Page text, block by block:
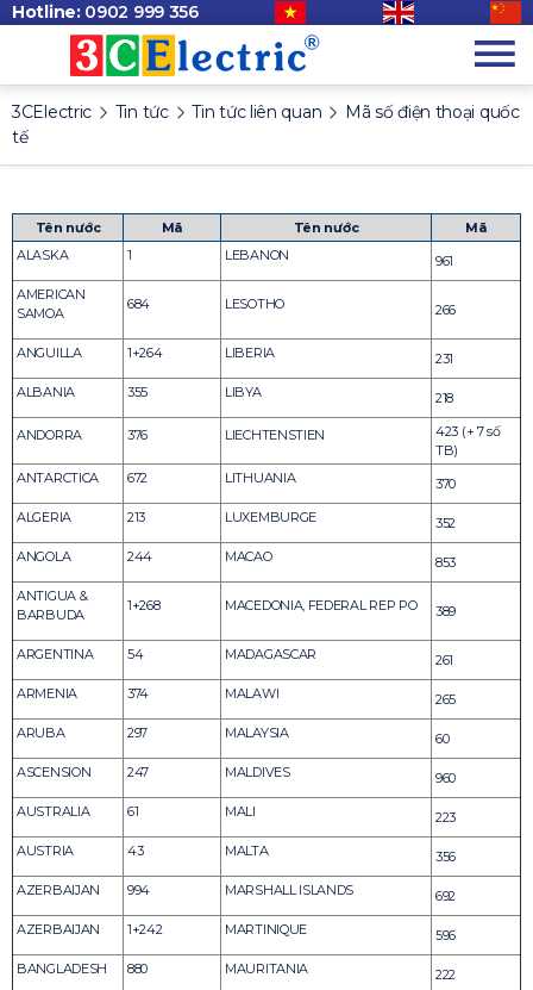
Hotline: 0902 999 356
3CElectric Tin tức Tin tức liên quan
Mã số điện thoại quốc
tế
Tên nước Mã Tên nước
Mã
ALASKA
1 LEBANON
961
AMERICAN
SAMOA
684 LESOTHO 266
ANGUILLA 1+264 LIBERIA
231
ALBANIA
355 LIBYA 218
ANDORRA 376 LIECHTENSTIEN
423 (+ 7 số
TB)
ANTARCTICA
672 LITHUANIA
370
ALGERIA
213 LUXEMBURGE
352
ANGOLA
244 MACAO
853
ANTIGUA &
BARBUDA
1+268 MACEDONIA, FEDERAL REP PO 389
ARGENTINA 54 MADAGASCAR
261
ARMENIA
374 MALAWI
265
ARUBA
297 MALAYSIA
60
ASCENSION
247 MALDIVES
960
AUSTRALIA
61 MALI
223
AUSTRIA
43 MALTA
356
AZERBAIJAN
994 MARSHALL ISLANDS
692
AZERBAIJAN
1+242 MARTINIQUE
596
BANGLADESH
880 MAURITANIA
222